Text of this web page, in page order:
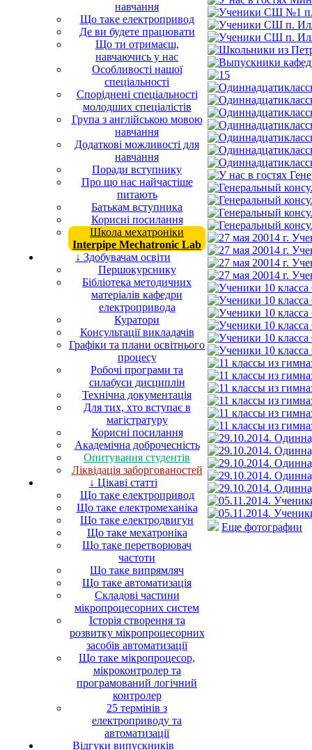
навчання
Що таке електропривод
Де ви будете працювати
Що ти отримаєш,
навчаючись у нас
Особливості нашої
спеціальності
Споріднені спеціальності
молодших спеціалістів
Група з англійською мовою
навчання
Додаткові можливості для
навчання
Поради вступнику
Про що нас найчастіше
питають
Батькам вступника
Корисні посилання
Школа мехатроніки
Interpipe Mechatronic Lab
↓ Здобувачам освіти
Першокурснику
Бібліотека методичних
матеріалів кафедри
електропривода
Куратори
Консультації викладачів
Графіки та плани освітнього
процесу
Робочі програми та
силабуси дисциплін
Технічна документація
Для тих, хто вступає в
магістратуру
Корисні посилання
Академічна доброчесність
Опитування студентів
Ліквідація заборгованостей
↓ Цікаві статті
Що таке електропривод
Що таке електромеханіка
Що таке електродвигун
Що таке мехатроніка
Що таке перетворювач
частоти
Що таке випрямляч
Що таке автоматизація
Складові частини
мікропроцесорних систем
Історія створення та
розвитку мікропроцесорних
засобів автоматизації
Що таке мікропроцесор,
мікроконтролер та
програмований логічний
контролер
25 термінів з
електроприводу та
автоматизації
Відгуки випускників
Еще фотографии